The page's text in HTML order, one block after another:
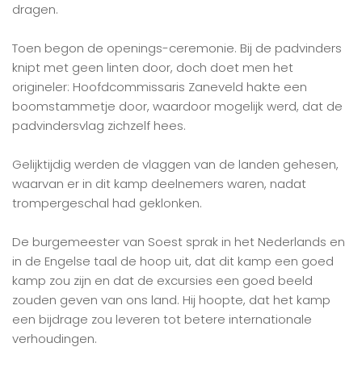
dragen.
Toen begon de openings-ceremonie. Bij de padvinders
knipt met geen linten door, doch doet men het
origineler: Hoofdcommissaris Zaneveld hakte een
boomstammetje door, waardoor mogelijk werd, dat de
padvindersvlag zichzelf hees.
Gelijktijdig werden de vlaggen van de landen gehesen,
waarvan er in dit kamp deelnemers waren, nadat
trompergeschal had geklonken.
De burgemeester van Soest sprak in het Nederlands en
in de Engelse taal de hoop uit, dat dit kamp een goed
kamp zou zijn en dat de excursies een goed beeld
zouden geven van ons land. Hij hoopte, dat het kamp
een bijdrage zou leveren tot betere internationale
verhoudingen.